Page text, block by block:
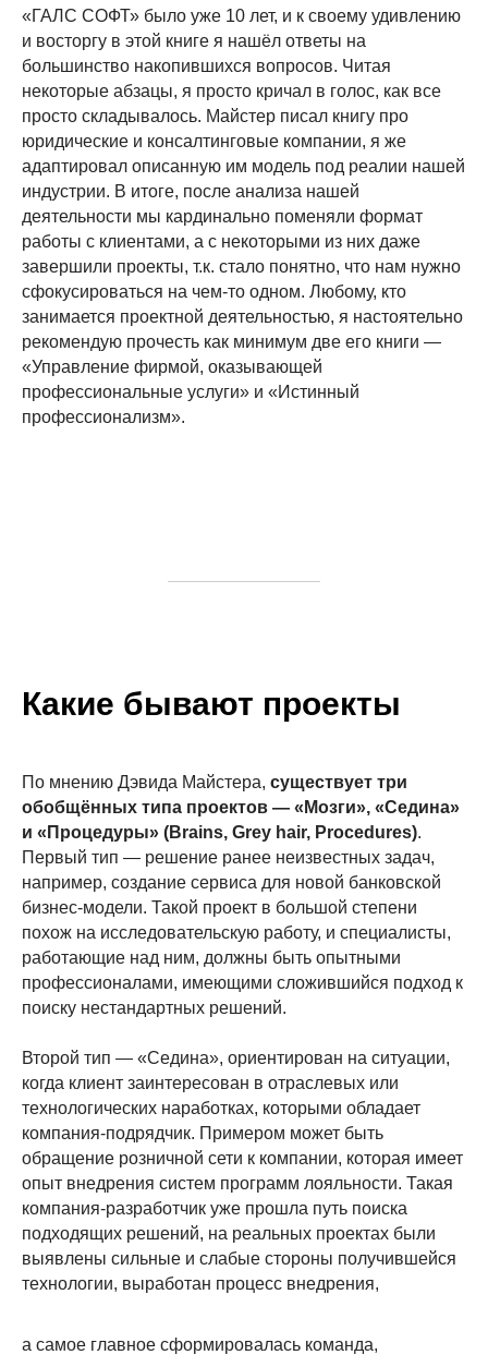
«ГАЛС СОФТ» было уже 10 лет, и к своему удивлению
и восторгу в этой книге я нашёл ответы на
большинство накопившихся вопросов. Читая
некоторые абзацы, я просто кричал в голос, как все
просто складывалось. Майстер писал книгу про
юридические и консалтинговые компании, я же
адаптировал описанную им модель под реалии нашей
индустрии. В итоге, после анализа нашей
деятельности мы кардинально поменяли формат
работы с клиентами, а с некоторыми из них даже
завершили проекты, т.к. стало понятно, что нам нужно
сфокусироваться на чем-то одном. Любому, кто
занимается проектной деятельностью, я настоятельно
рекомендую прочесть как минимум две его книги —
«Управление фирмой, оказывающей
профессиональные услуги» и «Истинный
профессионализм».
Какие бывают проекты
По мнению Дэвида Майстера, существует три
обобщённых типа проектов — «Мозги», «Седина»
и «Процедуры» (Brains, Grey hair, Procedures).
Первый тип — решение ранее неизвестных задач,
например, создание сервиса для новой банковской
бизнес-модели. Такой проект в большой степени
похож на исследовательскую работу, и специалисты,
работающие над ним, должны быть опытными
профессионалами, имеющими сложившийся подход к
поиску нестандартных решений.
Второй тип — «Седина», ориентирован на ситуации,
когда клиент заинтересован в отраслевых или
технологических наработках, которыми обладает
компания-подрядчик. Примером может быть
обращение розничной сети к компании, которая имеет
опыт внедрения систем программ лояльности. Такая
компания-разработчик уже прошла путь поиска
подходящих решений, на реальных проектах были
выявлены сильные и слабые стороны получившейся
технологии, выработан процесс внедрения,
а самое главное сформировалась команда,